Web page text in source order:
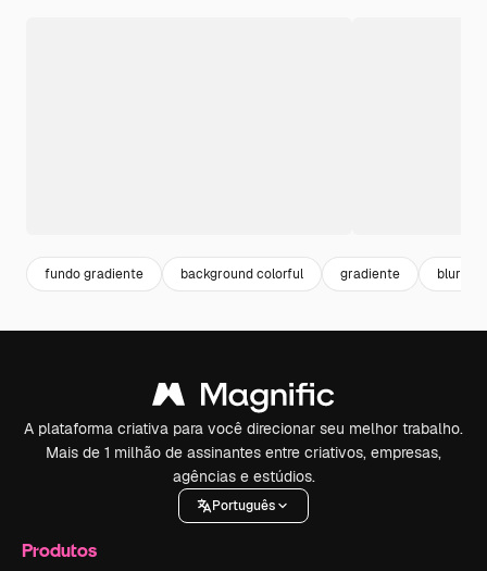
fundo gradiente background colorful gradiente blurred
A plataforma criativa para você direcionar seu melhor trabalho.
Mais de 1 milhão de assinantes entre criativos, empresas,
agências e estúdios.
Português
Produtos